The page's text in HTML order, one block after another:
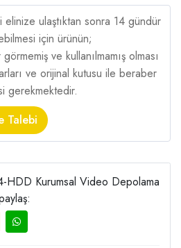
elinize ulaştıktan sonra 14 gündür
için ürünün;
ve kullanılmamış olması
ve orijinal kutusu ile beraber
gerekmektedir.
Talebi
HDD Kurumsal Video Depolama